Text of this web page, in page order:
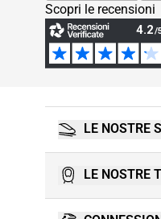
Scopri le recensioni
LE NOSTRE
LE NOSTRE